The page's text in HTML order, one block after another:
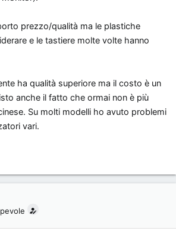
prezzo/qualità ma le plastiche
e le tastiere molte volte hanno
ha qualità superiore ma il costo è un
anche il fatto che ormai non è più
Su molti modelli ho avuto problemi
vari.